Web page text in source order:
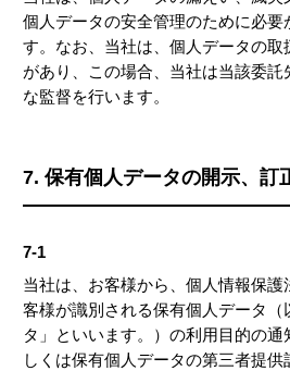
個人データの安全管理のために必要
す。なお、当社は、個人データの取
があり、この場合、当社は当該委
な監督を行います。
7. 保有個人データの開示、訂
7-1
当社は、お客様から、個人情報保
客様が識別される保有個人データ（
タ」といいます。）の利用目的の
しくは保有個人データの第三者提